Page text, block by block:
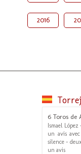
2016
6 Toros de
Ismael
un avis
silence -
un avis